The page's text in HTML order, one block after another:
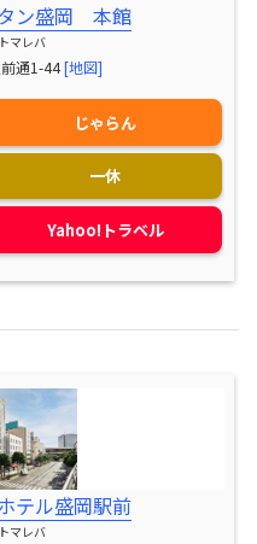
ン盛岡 本館
トマレバ
通1-44[地図]
じゃらん
一休
Yahoo!トラベル
テル盛岡駅前
トマレバ